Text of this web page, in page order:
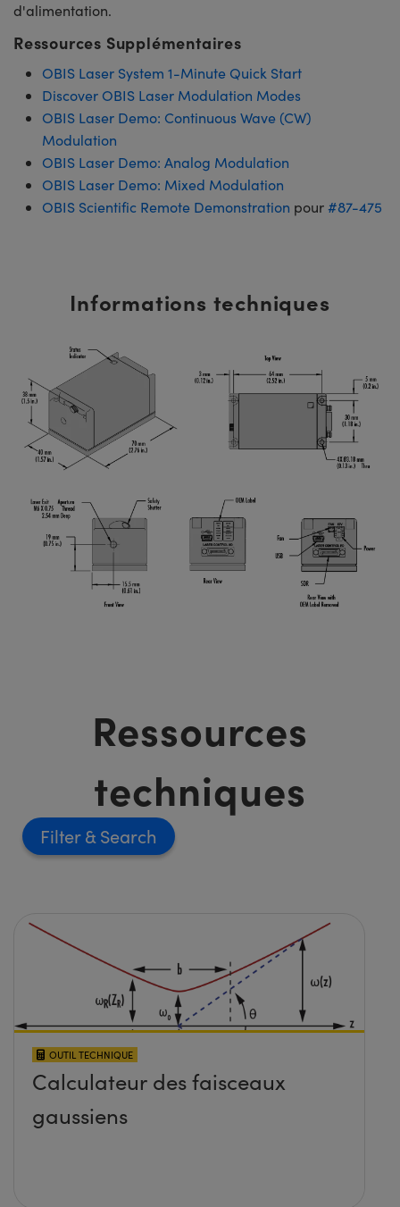
d'alimentation.
Ressources Supplémentaires
OBIS Laser System 1-Minute Quick Start
Discover OBIS Laser Modulation Modes
OBIS Laser Demo: Continuous Wave (CW)
Modulation
OBIS Laser Demo: Analog Modulation
OBIS Laser Demo: Mixed Modulation
OBIS Scientific Remote Demonstration pour#87-475
Informations techniques
Ressources
techniques
Filter
OUTIL TECHNIQUE
Calculateur des faisceaux
gaussiens